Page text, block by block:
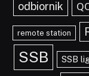
odbiornik
remote station
SSB SSB